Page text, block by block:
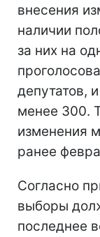
внесения
наличии
за них на
депутатов,
менее 300.
изменения
ранее
Согласно
выборы
последнее